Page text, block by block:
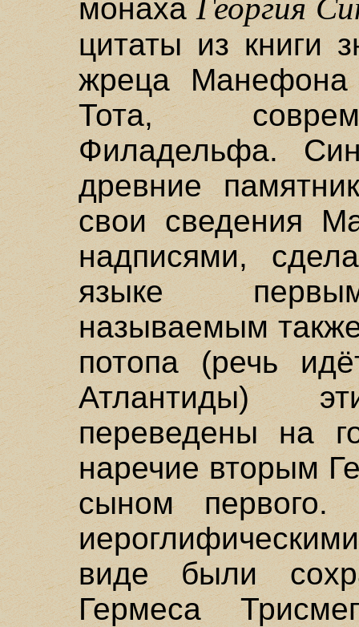
монахаГеоргия
цитаты из книги
жреца
Тота,
Филадельфа.
древние
свои сведения
надписями,
языке
называемым
потопа (речь
Атлантиды)
переведены на
наречие вторым
сыном
виде были
Гермеса